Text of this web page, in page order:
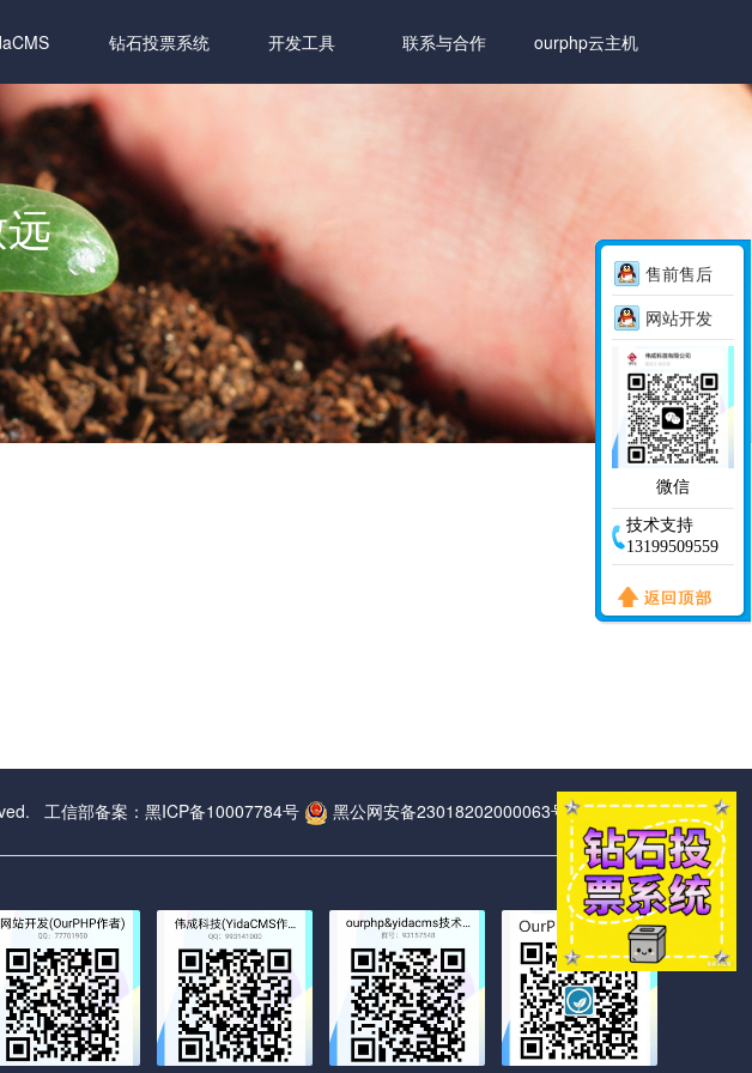
钻石投票系统 开发工具 联系与合作 ourphp云主机
工信部备案： 黑ICP备10007784号 黑公网安备23018202000063号
售前售后
网站开发
微信
技术支持
13199509559